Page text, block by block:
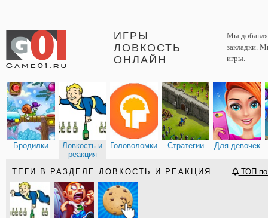
ИГРЫ
ЛОВКОСТЬ
ОНЛАЙН
Мы
закладки.
игры.
Бродилки
Ловкость и
реакция
Головоломки Стратегии Для девочек
ТЕГИ В РАЗДЕЛЕ ЛОВКОСТЬ И РЕАКЦИЯ ТОП по